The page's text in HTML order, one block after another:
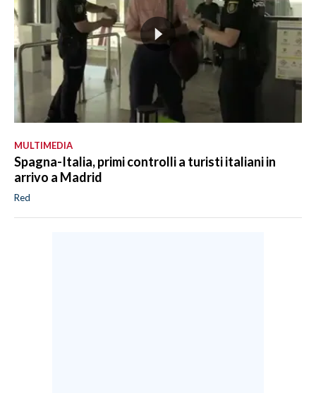
MULTIMEDIA
Spagna-Italia, primi controlli a turisti italiani in
arrivo a Madrid
Red